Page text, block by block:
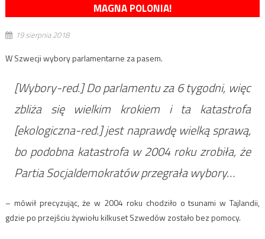
MAGNA POLONIA!
19 sierpnia 2018
W Szwecji wybory parlamentarne za pasem.
[Wybory-red.] Do parlamentu za 6 tygodni, więc
zbliża się wielkim krokiem i ta katastrofa
[ekologiczna-red.] jest naprawdę wielką sprawą,
bo podobna katastrofa w 2004 roku zrobiła, że
Partia Socjaldemokratów przegrała wybory…
– mówił precyzując, że w 2004 roku chodziło o tsunami w Tajlandii,
gdzie po przejściu żywiołu kilkuset Szwedów zostało bez pomocy.